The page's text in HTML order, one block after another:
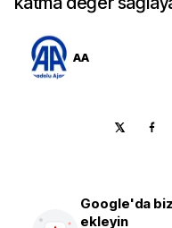
AA
Google'da
ekleyin